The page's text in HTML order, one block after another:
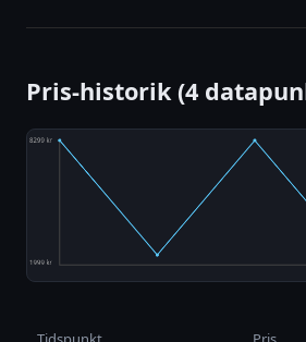
Pris-historik (4